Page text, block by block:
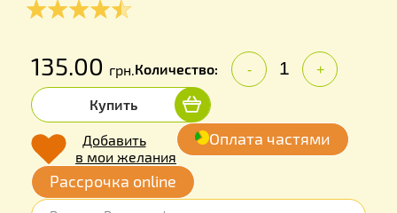
135.00 грн.Количество: - +
Купить
Добавить
в мои желания
Оплата частями
Рассрочка online